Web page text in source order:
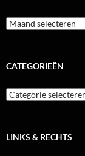
Archieven
CATEGORIEËN
Categorieën
LINKS & RECHTS